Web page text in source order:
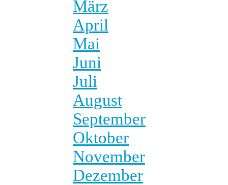
März
April
Mai
Juni
Juli
August
September
Oktober
November
Dezember